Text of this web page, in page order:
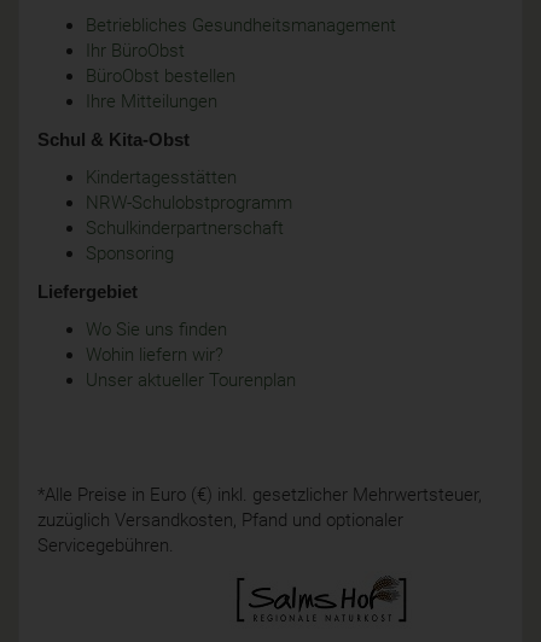
Betriebliches Gesundheitsmanagement
Ihr BüroObst
BüroObst bestellen
Ihre Mitteilungen
Schul & Kita-Obst
Kindertagesstätten
NRW-Schulobstprogramm
Schulkinderpartnerschaft
Sponsoring
Liefergebiet
Wo Sie uns finden
Wohin liefern wir?
Unser aktueller Tourenplan
*Alle Preise in Euro (€) inkl. gesetzlicher Mehrwertsteuer,
zuzüglich Versandkosten, Pfand und optionaler
Servicegebühren.